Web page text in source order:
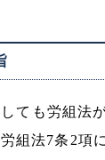
ても労組法
組法7条2項